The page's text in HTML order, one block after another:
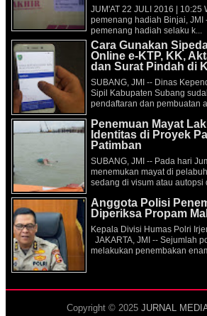
JUM'AT 22 JULI 2016 | 10:25
pemenang hadiah Binjai, JMI
pemenang hadiah selaku k...
Cara Gunakan
Online e-KTP, KK,
dan Surat Pindah di
SUBANG, JMI -- Dinas
Sipil Kabupaten Subang
pendaftaran dan pembuatan
Penemuan Mayat
Identitas di Proyek
Patimban
SUBANG, JMI -- Pada hari
menemukan mayat di
sedang di visum atau autopsi
Anggota Polisi
Diperiksa Propam
Kepala Divisi Humas Polri
JAKARTA, JMI -- Sejumlah
melakukan penembakan
Copyright © 2025 JURNAL